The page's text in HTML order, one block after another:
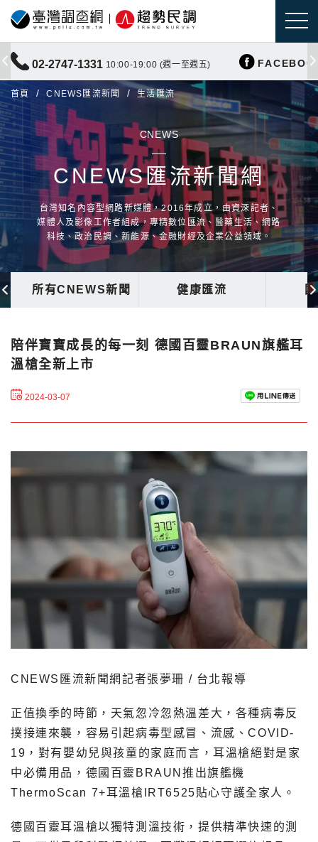
02-2747-1331 10:00-19:00 (週一至週五)
首頁 CNEWS匯流新聞 生活匯流
CNEWS
CNEWS匯流新聞網
台灣知名內容型網路新媒體，2016年成立，由資深記者、
媒體人及影像工作者組成，專精數位匯流、醫藥生活、網路
科技、政治民調、新能源、金融財經及企業公益領域。
所有CNEWS新聞 健康匯流
陪伴寶寶成長的每一刻 德國百靈BRAUN旗艦耳
溫槍全新上市
2024-03-07
CNEWS匯流新聞網記者張夢珊 / 台北報導
正值換季的時節，天氣忽冷忽熱溫差大，各種病毒反
撲接連來襲，容易引起病毒型感冒、流感、COVID-
19，對有嬰幼兒與孩童的家庭而言，耳溫槍絕對是家
中必備用品，德國百靈BRAUN推出旗艦機
ThermoScan 7+耳溫槍IRT6525貼心守護全家人。
德國百靈耳溫槍以獨特測溫技術，提供精準快速的測